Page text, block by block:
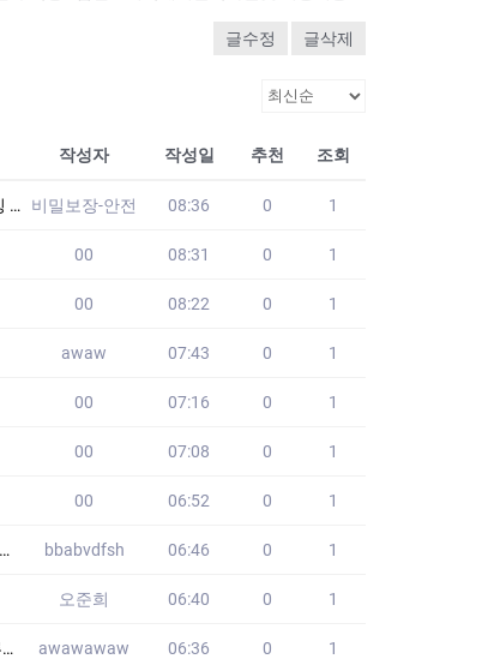
글수정 글삭제
작성자 작성일 추천 조회
비밀보장-안전 08:36 0 1
00 08:31 0 1
00 08:22 0 1
awaw 07:43 0 1
00 07:16 0 1
00 07:08 0 1
00 06:52 0 1
bbabvdfsh 06:46 0 1
오준희 06:40 0 1
awawawaw 06:36 0 1